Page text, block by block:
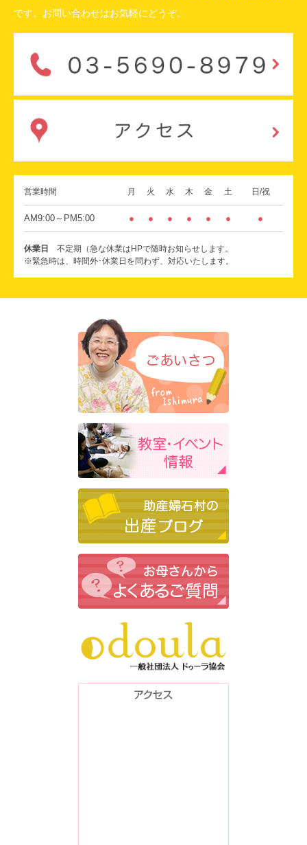
です。お問い合わせはお気軽にどうぞ。
営業時間 月 火 水 木 金 土 日/祝
AM9:00～PM5:00 ● ● ● ● ● ● ●
休業日
不定期（急な休業はHPで随時お知らせします。
※緊急時は、時間外･休業日を問わず、対応いたします。